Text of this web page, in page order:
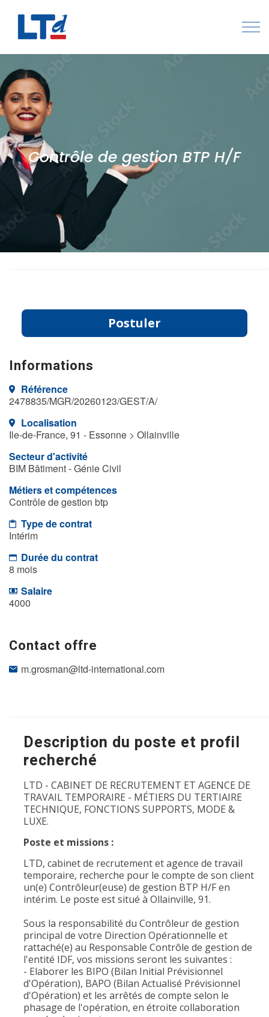
Numéro Vert : 0805 034 036
Qui sommes-nous
Rejoignez LTd
Contactez-nous
Contrôle de gestion BTP H/F
Postuler
Informations
Référence
2478835/MGR/20260123/GEST/A/
Localisation
Ile-de-France, 91 - Essonne > Ollainville
Secteur d'activité
BIM Bâtiment - Génie Civil
Métiers et compétences
Contrôle de gestion btp
Type de contrat
Intérim
Durée du contrat
8 mois
Salaire
4000
Contact offre
m.grosman@ltd-international.com
Description du poste et profil
recherché
LTD - CABINET DE RECRUTEMENT ET AGENCE DE
TRAVAIL TEMPORAIRE - MÉTIERS DU TERTIAIRE
TECHNIQUE, FONCTIONS SUPPORTS, MODE &
LUXE.
Poste et missions :
LTD, cabinet de recrutement et agence de travail
temporaire, recherche pour le compte de son client
un(e) Contrôleur(euse) de gestion BTP H/F en
intérim. Le poste est situé à Ollainville, 91.
Sous la responsabilité du Contrôleur de gestion
principal de votre Direction Opérationnelle et
rattaché(e) au Responsable Contrôle de gestion de
l'entité IDF, vos missions seront les suivantes :
- Elaborer les BIPO (Bilan Initial Prévisionnel
d'Opération), BAPO (Bilan Actualisé Prévisionnel
d'Opération) et les arrêtés de compte selon le
phasage de l'opération, en étroite collaboration